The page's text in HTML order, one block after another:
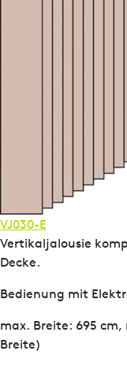
VJ030-E
Vertikaljalousie
Decke.
Bedienung mit
max. Breite: 695
Breite)